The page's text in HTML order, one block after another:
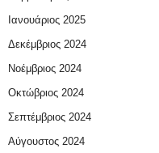
Ιανουάριος 2025
Δεκέμβριος 2024
Νοέμβριος 2024
Οκτώβριος 2024
Σεπτέμβριος 2024
Αύγουστος 2024